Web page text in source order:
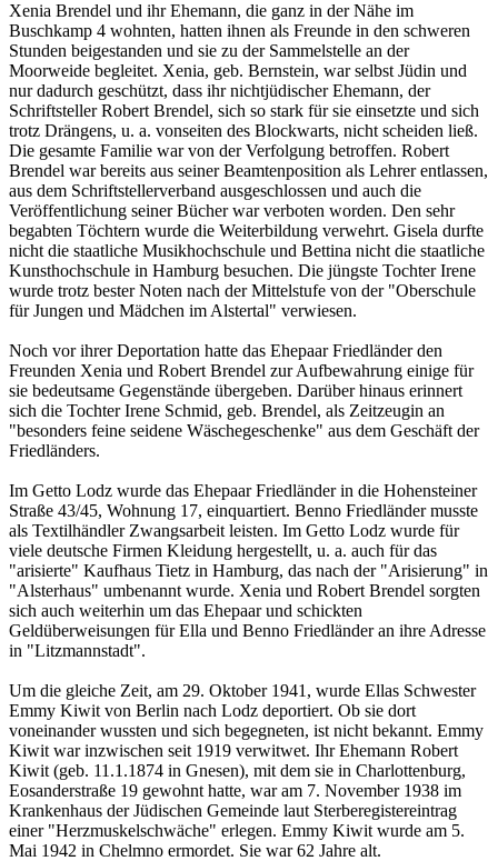
Xenia Brendel und ihr Ehemann, die ganz in der Nähe im
Buschkamp 4 wohnten, hatten ihnen als Freunde in den schweren
Stunden beigestanden und sie zu der Sammelstelle an der
Moorweide begleitet. Xenia, geb. Bernstein, war selbst Jüdin und
nur dadurch geschützt, dass ihr nichtjüdischer Ehemann, der
Schriftsteller Robert Brendel, sich so stark für sie einsetzte und sich
trotz Drängens, u. a. vonseiten des Blockwarts, nicht scheiden ließ.
Die gesamte Familie war von der Verfolgung betroffen. Robert
Brendel war bereits aus seiner Beamtenposition als Lehrer entlassen,
aus dem Schriftstellerverband ausgeschlossen und auch die
Veröffentlichung seiner Bücher war verboten worden. Den sehr
begabten Töchtern wurde die Weiterbildung verwehrt. Gisela durfte
nicht die staatliche Musikhochschule und Bettina nicht die staatliche
Kunsthochschule in Hamburg besuchen. Die jüngste Tochter Irene
wurde trotz bester Noten nach der Mittelstufe von der "Oberschule
für Jungen und Mädchen im Alstertal" verwiesen.
Noch vor ihrer Deportation hatte das Ehepaar Friedländer den
Freunden Xenia und Robert Brendel zur Aufbewahrung einige für
sie bedeutsame Gegenstände übergeben. Darüber hinaus erinnert
sich die Tochter Irene Schmid, geb. Brendel, als Zeitzeugin an
"besonders feine seidene Wäschegeschenke" aus dem Geschäft der
Friedländers.
Im Getto Lodz wurde das Ehepaar Friedländer in die Hohensteiner
Straße 43/45, Wohnung 17, einquartiert. Benno Friedländer musste
als Textilhändler Zwangsarbeit leisten. Im Getto Lodz wurde für
viele deutsche Firmen Kleidung hergestellt, u. a. auch für das
"arisierte" Kaufhaus Tietz in Hamburg, das nach der "Arisierung" in
"Alsterhaus" umbenannt wurde. Xenia und Robert Brendel sorgten
sich auch weiterhin um das Ehepaar und schickten
Geldüberweisungen für Ella und Benno Friedländer an ihre Adresse
in "Litzmannstadt".
Um die gleiche Zeit, am 29. Oktober 1941, wurde Ellas Schwester
Emmy Kiwit von Berlin nach Lodz deportiert. Ob sie dort
voneinander wussten und sich begegneten, ist nicht bekannt. Emmy
Kiwit war inzwischen seit 1919 verwitwet. Ihr Ehemann Robert
Kiwit (geb. 11.1.1874 in Gnesen), mit dem sie in Charlottenburg,
Eosanderstraße 19 gewohnt hatte, war am 7. November 1938 im
Krankenhaus der Jüdischen Gemeinde laut Sterberegistereintrag
einer "Herzmuskelschwäche" erlegen. Emmy Kiwit wurde am 5.
Mai 1942 in Chelmno ermordet. Sie war 62 Jahre alt.